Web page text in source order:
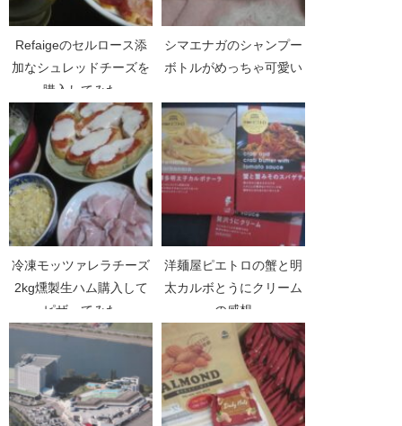
Refaigeのセルロース添
加なシュレッドチーズを
購入してみた
シマエナガのシャンプー
ボトルがめっちゃ可愛い
冷凍モッツァレラチーズ
2kg燻製生ハム購入して
ピザってみた
洋麺屋ピエトロの蟹と明
太カルボとうにクリーム
の感想